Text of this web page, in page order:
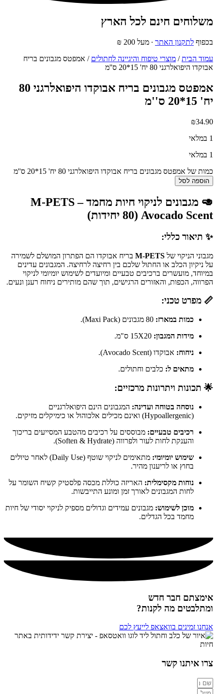
משלוחים חינם לכל הארץ
בכפוף לתקנון האתר ∙ מעל 200 ₪
עמוד הבית/ מוצרי טיפוח והיגיינה לחתולים / אמפטס מגבונים בריח
אבוקדו היפואלרגני 80 יח' 15*20 ס''מ
אמפטס מגבונים בריח אבוקדו היפואלרגני 80
יח' 15*20 ס''מ
₪34.90
1 במלאי
1 במלאי
כמות של אמפטס מגבונים בריח אבוקדו היפואלרגני 80 יח' 15*20 ס''מ
הוספה לסל
🥑 מגבונים לניקוי חיות מחמד M-PETS –
Avocado Scent (80 יחידות)
✨ תיאור כללי:
מגבוני הניקוי של M-PETS בריח אבוקדו הם הפתרון המושלם לשמירה
על ניקיון הכלב או החתול שלכם בין רחיצה לרחיצה. המגבונים עדינים
במיוחד, מועשרים ברכיבים טבעיים ומיועדים לשימוש יומיומי לניקוי
הפרווה, הכפות, והאזורים הרגישים, תוך שהם מותירים ניחוח רענן ונעים.
📏 מפרט טכני:
כמות במארז:
מידות המגבון: 15X20 ס"מ.
ניחוח: אבוקדו (Avocado Scent).
מתאים ל: כלבים וחתולים.
🌟 תכונות ויתרונות מרכזיים:
נוסחה בטוחה ועדינה: המגבונים הינם היפואלרגניים
(Hypoallergenic) ואינם מכילים אלכוהול או כימיקלים מזיקים.
רכיבים טבעיים: מבוססים על רכיבים מהטבע המסייעים בריכוך
והענקת לחות לעור ולפרווה (Soften & Hydrate).
שימוש יומיומי:
מתאימים לניקוי שוטף (Daily Use) לאחר טיולים
בחוץ או לריענון מהיר.
נוחות מקסימלית: האריזה כוללת מכסה פלסטיק קשיח השומר על
לחות המגבונים לאורך זמן ומונע התייבשות.
מוכן לשימוש: מגבונים עמידים וגדולים מספיק לניקוי יסודי של חיות
מחמד בכל הגדלים.
אימצתם חבר חדש
ומתלבטים מה לקנות?
אנחנו זמינים בוואצאפ לייעץ לכם
צרו איתנו קשר